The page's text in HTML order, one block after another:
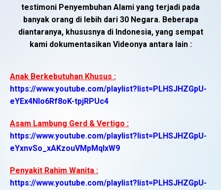
testimoni Penyembuhan Alami yang terjadi pada
banyak orang di lebih dari 30 Negara. Beberapa
diantaranya, khususnya di Indonesia, yang sempat
kami dokumentasikan Videonya antara lain :
Anak Berkebutuhan Khusus :
https://www.youtube.com/playlist?list=PLHSJHZGpU-
eYEx4NIo6Rf8oK-tpjRPUc4
Asam Lambung Gerd & Vertigo :
https://www.youtube.com/playlist?list=PLHSJHZGpU-
eYxnvSo_xAKzouVMpMqlxW9
Penyakit Rahim Wanita :
https://www.youtube.com/playlist?list=PLHSJHZGpU-